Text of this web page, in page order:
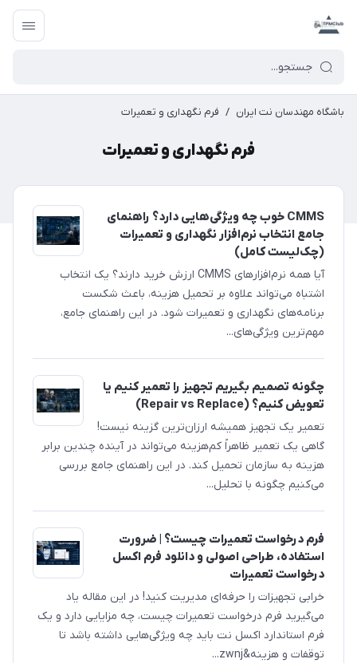
باشگاه مهندسان نت ایران / فرم نگهداری و تعمیرات
فرم نگهداری و تعمیرات
CMMS خوب چه ویژگی‌هایی دارد؟ راهنمای
جامع انتخاب نرم‌افزار نگهداری و تعمیرات
(چک‌لیست کامل)
آیا همه نرم‌افزارهای CMMS ارزش خرید دارند؟ یک انتخاب
اشتباه می‌تواند علاوه بر تحمیل هزینه، باعث شکست
برنامه‌های نگهداری و تعمیرات شود. در این راهنمای جامع،
مهم‌ترین ویژگی‌های...
چگونه تصمیم بگیریم تجهیز را تعمیر کنیم یا
تعویض کنیم؟ (Repair vs Replace)
تعمیر یک تجهیز همیشه ارزان‌ترین گزینه نیست!
گاهی یک تعمیر ظاهراً کم‌هزینه می‌تواند در آینده چندین برابر
هزینه به سازمان تحمیل کند. در این راهنمای جامع بررسی
می‌کنیم چگونه با تحلیل...
فرم درخواست تعمیرات چیست؟ | ضرورت
استفاده، طراحی اصولی و دانلود فرم اکسل
درخواست تعمیرات
خرابی تجهیزات را حرفه‌ای مدیریت کنید! در این مقاله یاد
می‌گیرید فرم درخواست تعمیرات چیست، چه مزایایی دارد و یک
فرم استاندارد اکسل نت باید چه ویژگی‌هایی داشته باشد تا
توقفات و هزینه&zwnj...